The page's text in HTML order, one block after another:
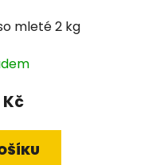
mleté 2 kg
Kč